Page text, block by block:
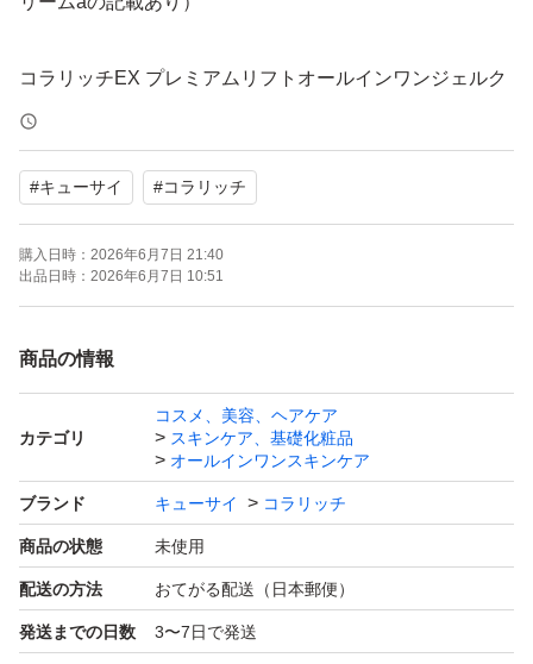
コラリッチEX プレミアムリフトオールインワンジェルク
リームa （パウチタイプ）
55g×2個
新品未開封です
即購入OK
写真は掲載見本ですので、製造番号が異なる場合がありま
すのでご了承下さい
#キューサイ
#コスメ/美容
#スキンケア/基礎化粧品
#キューサイ #コラリッチ
購入日時： 2026年6月7日 21:40
出品日時： 2026年6月7日 10:51
商品の情報
カテゴリ
コスメ、美容、ヘアケア
スキンケア、基礎化粧品
オールインワンスキンケア
ブランド キューサイ コラリッチ
商品の状態 未使用
配送の方法 おてがる配送（日本郵便）
発送までの日数 3〜7日で発送